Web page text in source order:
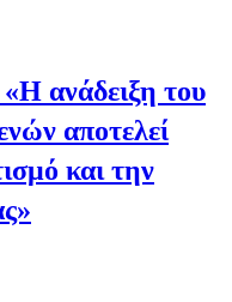
ανάδειξη του
αποτελεί
και την